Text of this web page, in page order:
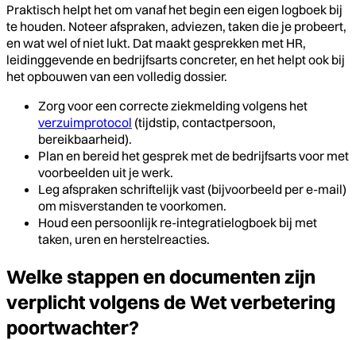
Praktisch helpt het om vanaf het begin een eigen logboek bij
te houden. Noteer afspraken, adviezen, taken die je probeert,
en wat wel of niet lukt. Dat maakt gesprekken met HR,
leidinggevende en bedrijfsarts concreter, en het helpt ook bij
het opbouwen van een volledig dossier.
Zorg voor een correcte ziekmelding volgens het
verzuimprotocol (tijdstip, contactpersoon,
bereikbaarheid).
Plan en bereid het gesprek met de bedrijfsarts voor met
voorbeelden uit je werk.
Leg afspraken schriftelijk vast (bijvoorbeeld per e-mail)
om misverstanden te voorkomen.
Houd een persoonlijk re-integratielogboek bij met
taken, uren en herstelreacties.
Welke stappen en documenten zijn
verplicht volgens de Wet verbetering
poortwachter?